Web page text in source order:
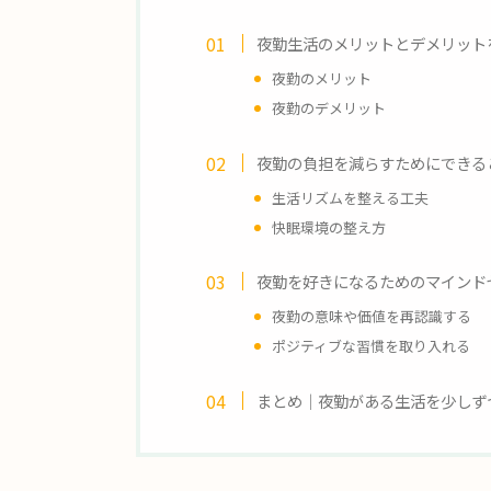
夜勤生活のメリットとデメリッ
夜勤のメリット
夜勤のデメリット
夜勤の負担を減らすためにできる
生活リズムを整える工夫
快眠環境の整え方
夜勤を好きになるためのマイン
夜勤の意味や価値を再認識する
ポジティブな習慣を取り入れる
まとめ｜夜勤がある生活を少し